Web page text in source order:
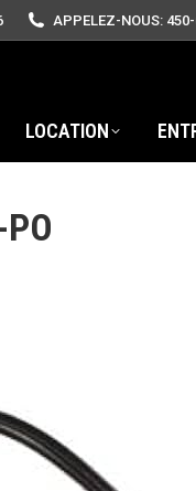
APPELEZ-NOUS:
LOCATION